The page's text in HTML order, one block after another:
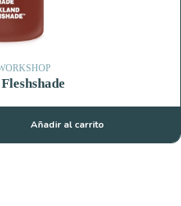
Añadir al carrito